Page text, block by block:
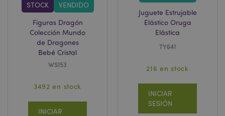
STOCK
VENDIDO
Figuras Dragón
Colección Mundo
de Dragones
Bebé Cristal
WS153
3492 en stock
INICIAR
Juguete Estrujable
Elástico Oruga
Elástica
TY641
216 en stock
INICIAR
SESIÓN